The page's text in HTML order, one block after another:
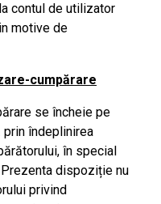
contul de utilizator
motive de
cumpărare
se încheie pe
îndeplinirea
în special
dispoziție nu
privind